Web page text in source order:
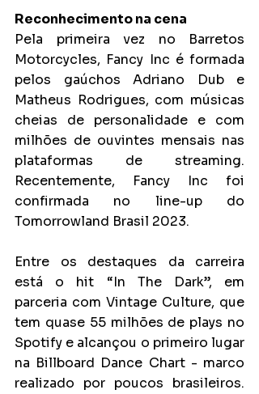
Reconhecimento na cena
Pela primeira vez no Barretos
Motorcycles, Fancy Inc é formada
pelos gaúchos Adriano Dub e
Matheus Rodrigues, com músicas
cheias de personalidade e com
milhões de ouvintes mensais nas
plataformas de streaming.
Recentemente, Fancy Inc foi
confirmada no line-up do
Tomorrowland Brasil 2023.
Entre os destaques da carreira
está o hit “In The Dark”, em
parceria com Vintage Culture, que
tem quase 55 milhões de plays no
Spotify e alcançou o primeiro lugar
na Billboard Dance Chart - marco
realizado por poucos brasileiros.